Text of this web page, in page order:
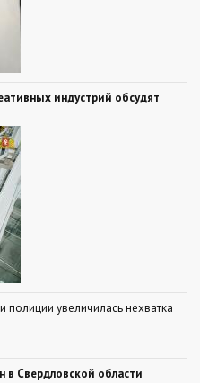
индустрий обсудят
полиции увеличилась нехватка
в Свердловской области